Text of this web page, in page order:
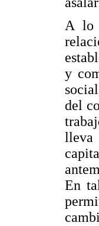
A lo
y
del
En